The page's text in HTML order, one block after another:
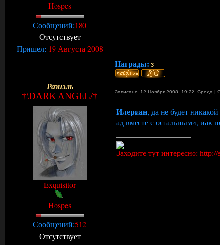
Hospes
Сообщений:180
Отсутствует
Пришел: 19 Августа 2008
Награды: 3
Разиэль
†\DARK ANGEL/† Записано: 12 Ноября 2008, 19:32, Среда |
Exquisitor
Hospes
Сообщений:512
Отсутствует
Илериан, да не будет
ад вместе с остальными, иак
Заходите тут интересно: